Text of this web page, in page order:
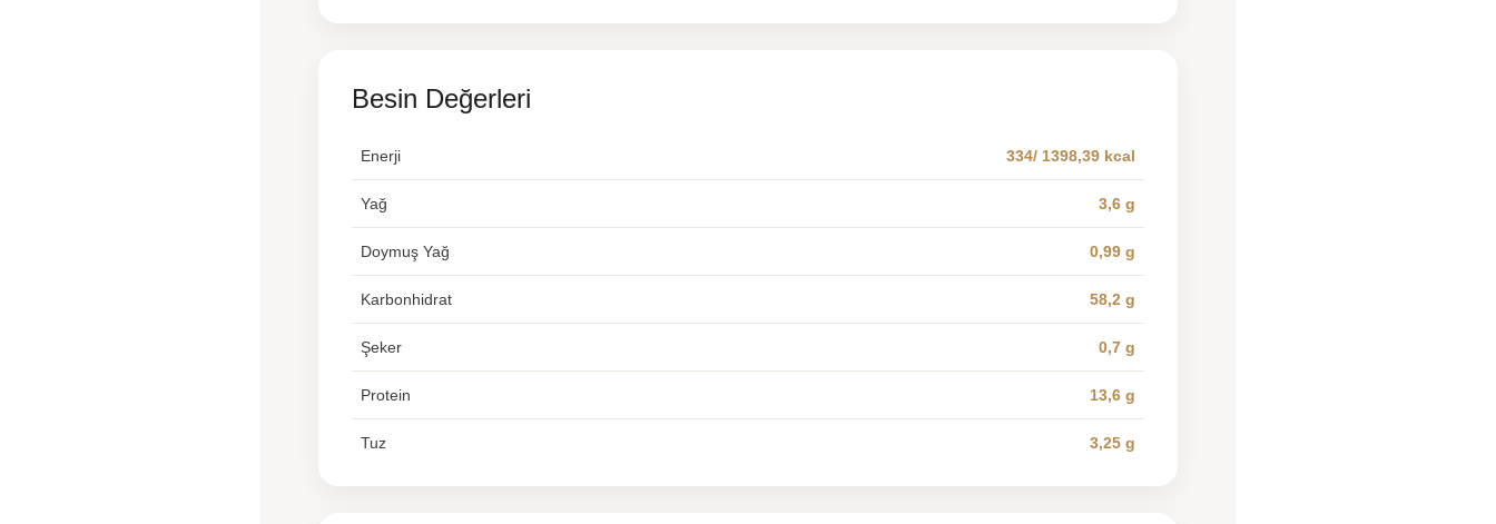
Besin Değerleri
Enerji 334/ 1398,39 kcal
Yağ 3,6 g
Doymuş Yağ 0,99 g
Karbonhidrat 58,2 g
Şeker 0,7 g
Protein 13,6 g
Tuz 3,25 g